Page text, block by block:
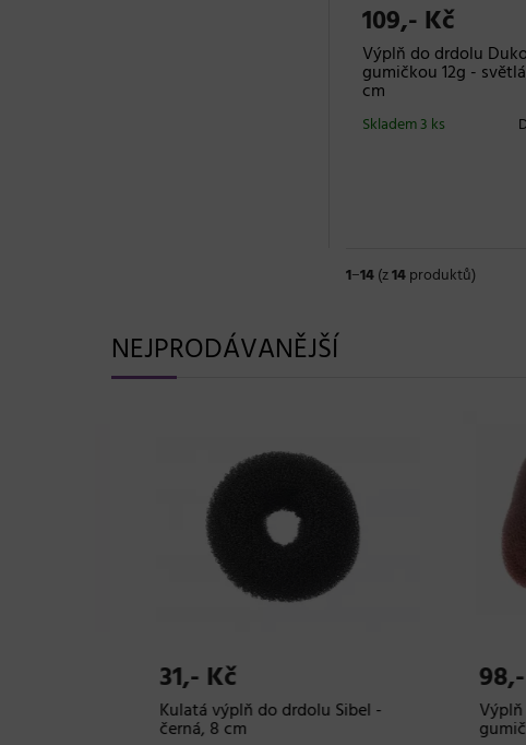
109,- Kč
Výplň do drdolu
gumičkou 12g -
cm
Skladem 3 ks
1−14(z14produktů)
NEJPRODÁVANĚJŠÍ
31,- Kč
Kulatá výplň do drdolu Sibel -
černá, 8 cm
98,- Kč
Výplň